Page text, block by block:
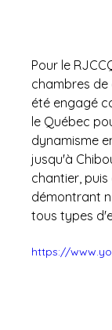
Pour le
chambres de
été engagé
le Québec
dynamisme
jusqu'à
chantier,
démontrant
tous types
https://